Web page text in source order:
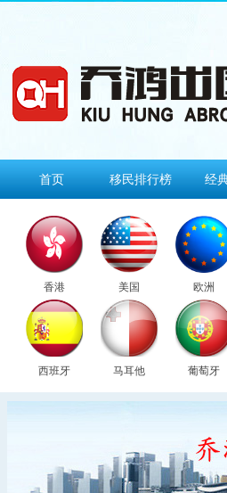
首页 移民排行榜 经
香港 美国 欧洲
西班牙 马耳他 葡萄牙